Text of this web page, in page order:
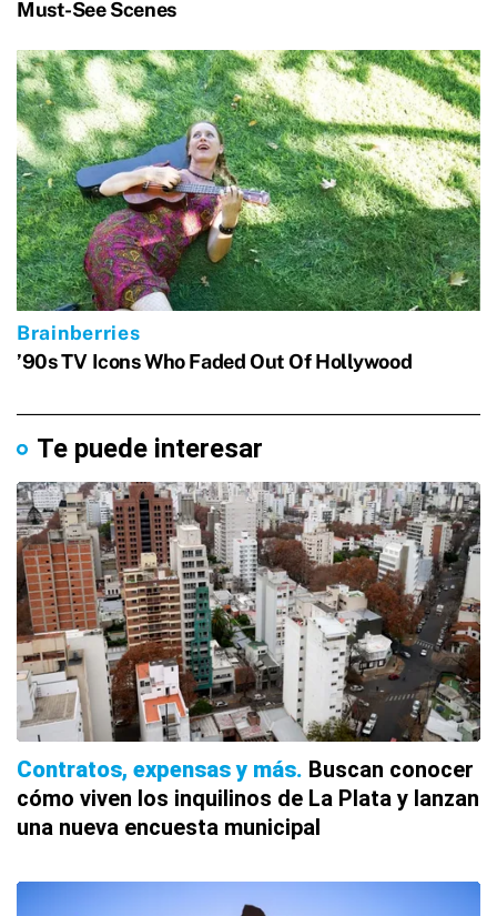
Te puede interesar
Contratos, expensas y más Buscan conocer
cómo viven los inquilinos de La Plata y lanzan
una nueva encuesta municipal